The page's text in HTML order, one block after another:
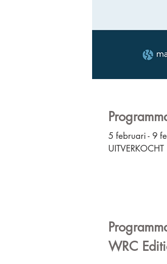
5 februari - 9
UITVERKOCHT
WRC